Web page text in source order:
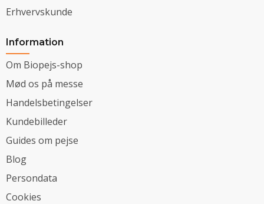
Erhvervskunde
Information
Om Biopejs-shop
Mød os på messe
Handelsbetingelser
Kundebilleder
Guides om pejse
Blog
Persondata
Cookies